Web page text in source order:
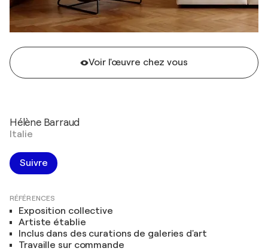
Voir l'œuvre chez vous
Hélène Barraud
Italie
Suivre
RÉFÉRENCES
Exposition collective
Artiste établie
Inclus dans des curations de galeries d'art
Travaille sur commande